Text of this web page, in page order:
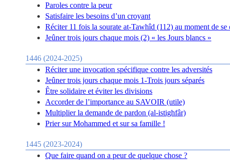
Paroles contre la peur
Satisfaire les besoins d’un croyant
Réciter 11 fois la sourate at-Tawhîd (112) au moment de se
Jeûner trois jours chaque mois (2) « les Jours blancs »
1446 (2024-2025)
Réciter une invocation spécifique contre les adversités
Jeûner trois jours chaque mois 1-Trois jours séparés
Être solidaire et éviter les divisions
Accorder de l’importance au SAVOIR (utile)
Multiplier la demande de pardon (al-istighfâr)
Prier sur Mohammed et sur sa famille !
1445 (2023-2024)
Que faire quand on a peur de quelque chose ?